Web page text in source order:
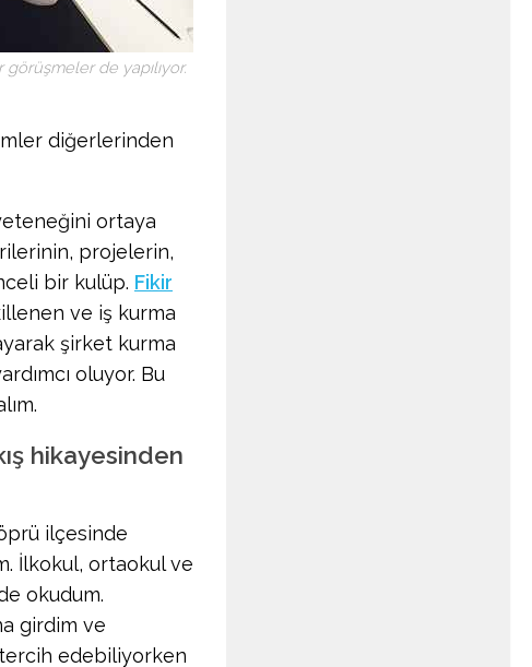
de yapılıyor.
diğerlerinden
ortaya
projelerin,
bir kulüp. Fikir
ve iş kurma
şirket kurma
oluyor. Bu
hikayesinden
ilçesinde
İlkokul, ortaokul ve
okudum.
girdim ve
edebiliyorken